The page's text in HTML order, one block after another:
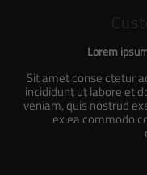
Lorem
Sit amet conse ctetur
incididunt ut labore et
veniam, quis nostrud
ex ea commodo